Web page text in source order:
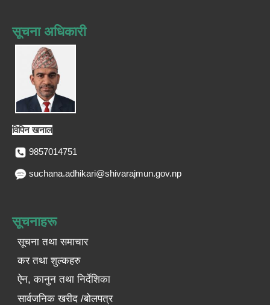
सूचना अधिकारी
विपिन खनाल
9857014751
suchana.adhikari@shivarajmun.gov.np
सूचनाहरू
सूचना तथा समाचार
कर तथा शुल्कहरु
ऐन, कानुन तथा निर्देशिका
सार्वजनिक खरीद /बोलपत्र